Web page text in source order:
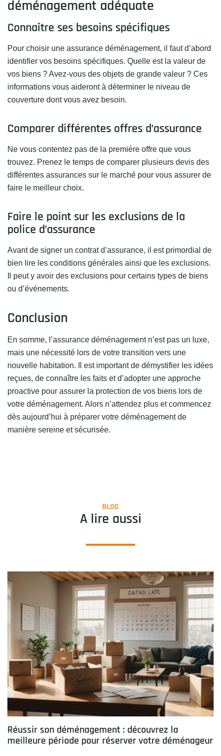
déménagement adéquate
Connaître ses besoins spécifiques
Pour choisir une assurance déménagement, il faut d’abord
identifier vos besoins spécifiques. Quelle est la valeur de
vos biens ? Avez-vous des objets de grande valeur ? Ces
informations vous aideront à déterminer le niveau de
couverture dont vous avez besoin.
Comparer différentes offres d’assurance
Ne vous contentez pas de la première offre que vous
trouvez. Prenez le temps de comparer plusieurs devis des
différentes assurances sur le marché pour vous assurer de
faire le meilleur choix.
Faire le point sur les exclusions de la
police d’assurance
Avant de signer un contrat d’assurance, il est primordial de
bien lire les conditions générales ainsi que les exclusions.
Il peut y avoir des exclusions pour certains types de biens
ou d’événements.
Conclusion
En somme, l’assurance déménagement n’est pas un luxe,
mais une nécessité lors de votre transition vers une
nouvelle habitation. Il est important de démystifier les idées
reçues, de connaître les faits et d’adopter une approche
proactive pour assurer la protection de vos biens lors de
votre déménagement. Alors n’attendez plus et commencez
dès aujourd’hui à préparer votre déménagement de
manière sereine et sécurisée.
BLOG
A lire aussi
Réussir son déménagement : découvrez la
meilleure période pour réserver votre déménageur